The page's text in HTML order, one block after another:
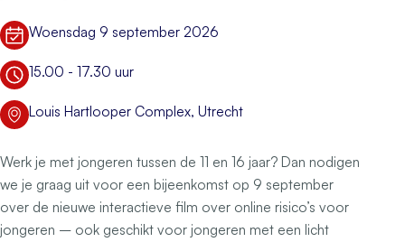
Datum
Woensdag 9 september 2026
Tijd
15.00 - 17.30 uur
Louis Hartlooper Complex, Utrecht
Werk je met jongeren tussen de 11 en 16 jaar? Dan nodigen
we je graag uit voor een bijeenkomst op 9 september
over de nieuwe interactieve film over online risico’s voor
jongeren – ook geschikt voor jongeren met een licht